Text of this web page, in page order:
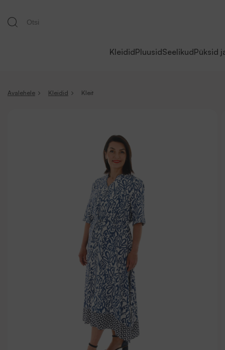
KleididPluusidSeelikudPüksid
Avalehele Kleidid Kleit